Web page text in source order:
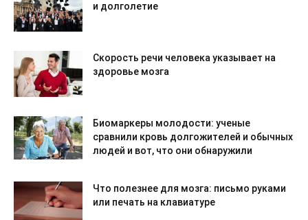
и долголетие
Скорость речи человека указывает на
здоровье мозга
Биомаркеры молодости: ученые
сравнили кровь долгожителей и обычных
людей и вот, что они обнаружили
Что полезнее для мозга: письмо руками
или печать на клавиатуре